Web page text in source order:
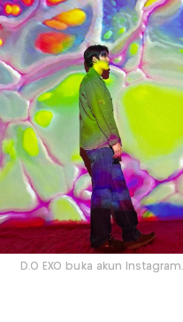
D.O EXO buka akun